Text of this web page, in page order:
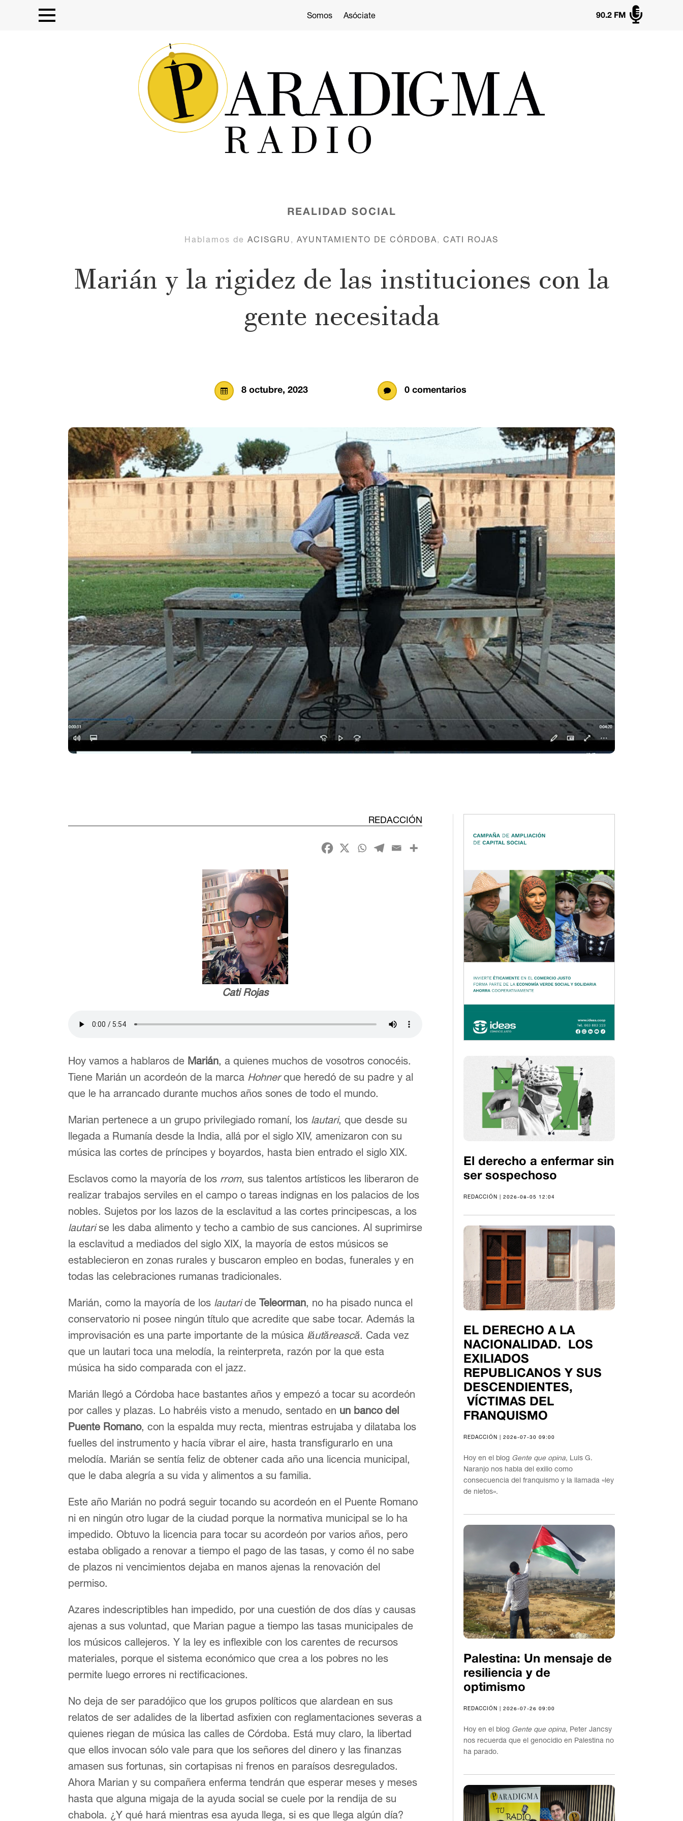
Somos Asóciate 
90.2 FM
REALIDAD SOCIAL
Hablamos de ACISGRU , AYUNTAMIENTO DE CÓRDOBA, CATI ROJAS
Marián y la rigidez de las instituciones con la
gente necesitada
 8 octubre, 2023  0 comentarios
REDACCIÓN
Cati Rojas
Hoy vamos a hablaros de Marián, a quienes muchos de vosotros conocéis.
Tiene Marián un acordeón de la marca Hohnerque heredó de su padre y al
que le ha arrancado durante muchos años sones de todo el mundo.
Marian pertenece a un grupo privilegiado romaní, los lautari, que desde su
llegada a Rumanía desde la India, allá por el siglo XIV, amenizaron con su
música las cortes de príncipes y boyardos, hasta bien entrado el siglo XIX.
Esclavos como la mayoría de los rrom, sus talentos artísticos les liberaron de
realizar trabajos serviles en el campo o tareas indignas en los palacios de los
nobles. Sujetos por los lazos de la esclavitud a las cortes principescas, a los
lautarise les daba alimento y techo a cambio de sus canciones. Al suprimirse
la esclavitud a mediados del siglo XIX, la mayoría de estos músicos se
establecieron en zonas rurales y buscaron empleo en bodas, funerales y en
todas las celebraciones rumanas tradicionales.
Marián, como la mayoría de los lautarideTeleorman, no ha pisado nunca el
conservatorio ni posee ningún título que acredite que sabe tocar. Además la
improvisación es una parte importante de la música lăutărească. Cada vez
que un lautari toca una melodía, la reinterpreta, razón por la que esta
música ha sido comparada con el jazz.
Marián llegó a Córdoba hace bastantes años y empezó a tocar su acordeón
por calles y plazas. Lo habréis visto a menudo, sentado en un banco del
Puente Romano, con la espalda muy recta, mientras estrujaba y dilataba los
fuelles del instrumento y hacía vibrar el aire, hasta transfigurarlo en una
melodía. Marián se sentía feliz de obtener cada año una licencia municipal,
que le daba alegría a su vida y alimentos a su familia.
Este año Marián no podrá seguir tocando su acordeón en el Puente Romano
ni en ningún otro lugar de la ciudad porque la normativa municipal se lo ha
impedido. Obtuvo la licencia para tocar su acordeón por varios años, pero
estaba obligado a renovar a tiempo el pago de las tasas, y como él no sabe
de plazos ni vencimientos dejaba en manos ajenas la renovación del
permiso.
Azares indescriptibles han impedido, por una cuestión de dos días y causas
ajenas a sus voluntad, que Marian pague a tiempo las tasas municipales de
los músicos callejeros. Y la ley es inflexible con los carentes de recursos
materiales, porque el sistema económico que crea a los pobres no les
permite luego errores ni rectificaciones.
No deja de ser paradójico que los grupos políticos que alardean en sus
relatos de ser adalides de la libertad asfixien con reglamentaciones severas a
quienes riegan de música las calles de Córdoba. Está muy claro, la libertad
que ellos invocan sólo vale para que los señores del dinero y las finanzas
amasen sus fortunas, sin cortapisas ni frenos en paraísos desregulados.
Ahora Marian y su compañera enferma tendrán que esperar meses y meses
hasta que alguna migaja de la ayuda social se cuele por la rendija de su
chabola. ¿Y qué hará mientras esa ayuda llega, si es que llega algún día?
El derecho a enfermar sin
ser sospechoso
REDACCIÓN | 2026-08-05 12:04
EL DERECHO A LA
NACIONALIDAD. LOS
EXILIADOS
REPUBLICANOS Y SUS
DESCENDIENTES,
VÍCTIMAS DEL
FRANQUISMO
REDACCIÓN | 2026-07-30 09:00
Hoy en el blog Gente que opina, Luis G.
Naranjo nos habla del exilio como
consecuencia del franquismo y la llamada «ley
de nietos».
Palestina: Un mensaje de
resiliencia y de
optimismo
REDACCIÓN | 2026-07-26 09:00
Hoy en el blog Gente que opina, Peter Jancsy
nos recuerda que el genocidio en Palestina no
ha parado.